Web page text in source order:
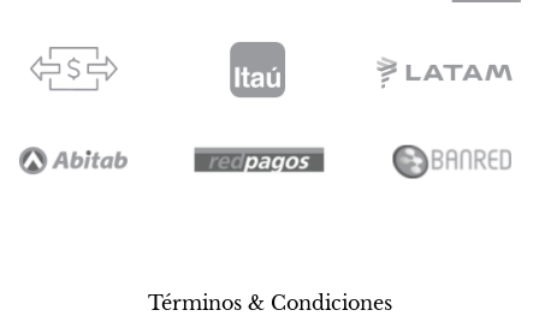
Términos & Condiciones